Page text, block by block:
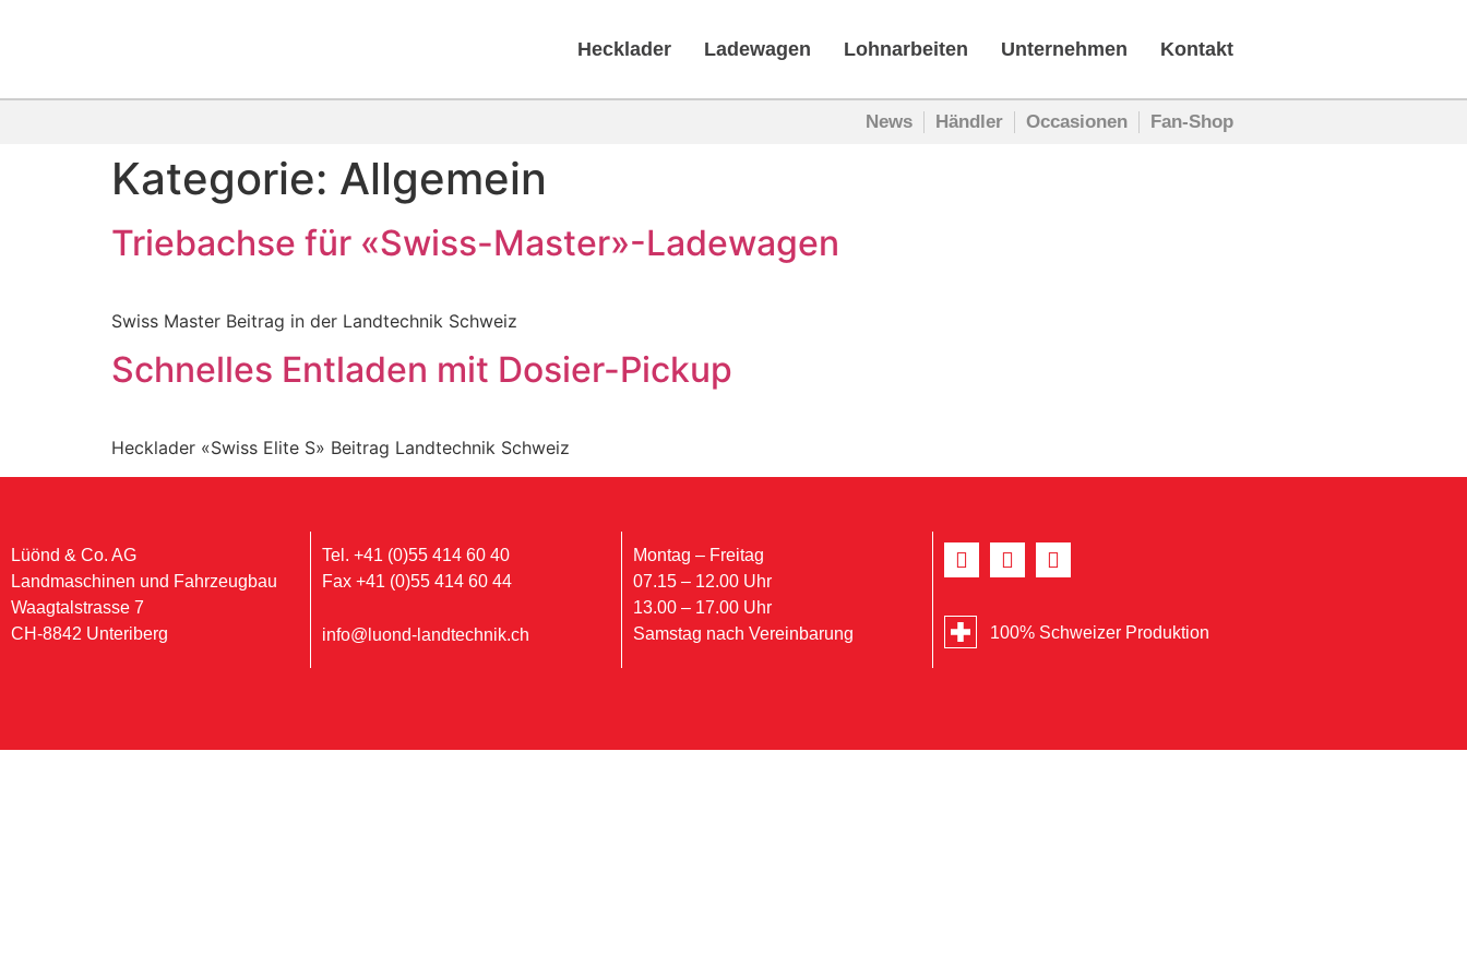
Hecklader Ladewagen Lohnarbeiten Unternehmen Kontakt
News Händler Occasionen Fan-Shop
Kategorie: Allgemein
Triebachse für «Swiss-Master»-Ladewagen
Swiss Master Beitrag in der Landtechnik Schweiz
Schnelles Entladen mit Dosier-Pickup
Hecklader «Swiss Elite S» Beitrag Landtechnik Schweiz
Lüönd & Co. AG
Landmaschinen und Fahrzeugbau
Waagtalstrasse 7
CH-8842 Unteriberg
Tel. +41 (0)55 414 60 40
Fax +41 (0)55 414 60 44
info@luond-landtechnik.ch
Montag – Freitag
07.15 – 12.00 Uhr
13.00 – 17.00 Uhr
Samstag nach Vereinbarung
100% Schweizer Produktion